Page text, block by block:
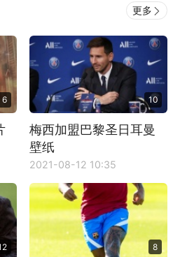
更多
6 10
梅西加盟巴黎圣日耳曼
壁纸
2021-08-12 10:35
8